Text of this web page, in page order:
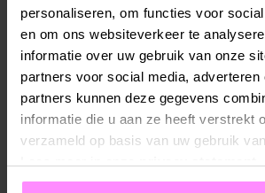
personaliseren, om functies voor
en om ons websiteverkeer te
informatie over uw gebruik van onze
partners voor social media, adverteren
partners kunnen deze gegevens
informatie die u aan ze heeft verstrekt
verzameld op basis van uw gebruik
Motivatiebrief
Ik ga akkoord met de privacy policy
Nadat u op versturen klikt, ontvangt u
uw mailbox.